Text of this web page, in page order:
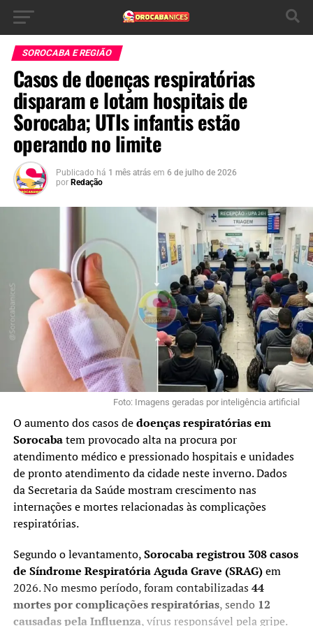
SOROCABA E REGIÃO
Casos de doenças respiratórias
disparam e lotam hospitais de
Sorocaba; UTIs infantis estão
operando no limite
Publicado há 1 mês atrás em 6 de julho de 2026
por Redação
Foto: Imagens geradas por inteligência artificial
O aumento dos casos dedoenças respiratórias em
Sorocabatem provocado alta na procura por
atendimento médico e pressionado hospitais e unidades
de pronto atendimento da cidade neste inverno. Dados
da Secretaria da Saúde mostram crescimento nas
internações e mortes relacionadas às complicações
respiratórias.
Segundo o levantamento,Sorocaba registrou 308 casos
de Síndrome Respiratória Aguda Grave (SRAG)em
2026. No mesmo período, foram contabilizadas 44
mortes por complicações respiratórias, sendo 12
causadas pela Influenza, vírus responsável pela gripe.